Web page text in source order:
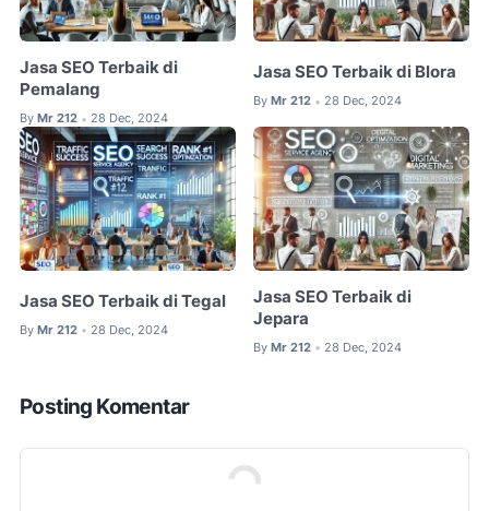
Jasa SEO Terbaik di
Pemalang
By Mr 212 • 28 Dec, 2024
Jasa SEO Terbaik di Blora
By Mr 212 • 28 Dec, 2024
Jasa SEO Terbaik di Tegal
By Mr 212 • 28 Dec, 2024
Jasa SEO Terbaik di
Jepara
By Mr 212 • 28 Dec, 2024
Posting Komentar